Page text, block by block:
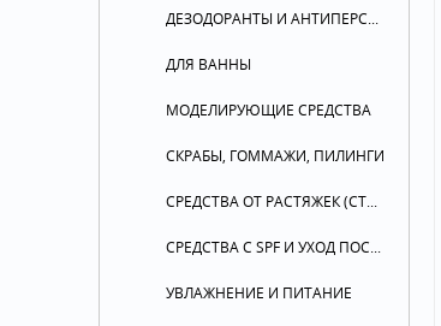
ДЕЗОДОРАНТЫ И АНТИПЕРСПИРАНТЫ
ДЛЯ ВАННЫ
МОДЕЛИРУЮЩИЕ СРЕДСТВА
СКРАБЫ, ГОММАЖИ, ПИЛИНГИ
СРЕДСТВА ОТ РАСТЯЖЕК (СТРИЙ)
СРЕДСТВА С SPF И УХОД ПОСЛЕ ЗАГАРА
УВЛАЖНЕНИЕ И ПИТАНИЕ